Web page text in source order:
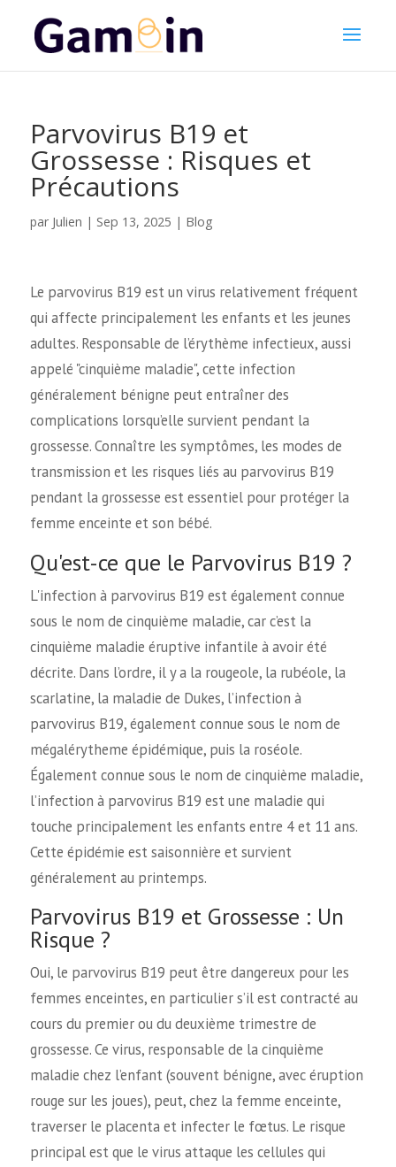
Parvovirus B19 et
Grossesse : Risques et
Précautions
par Julien | Sep 13, 2025 | Blog
Le parvovirus B19 est un virus relativement fréquent
qui affecte principalement les enfants et les jeunes
adultes. Responsable de l’érythème infectieux, aussi
appelé "cinquième maladie", cette infection
généralement bénigne peut entraîner des
complications lorsqu’elle survient pendant la
grossesse. Connaître les symptômes, les modes de
transmission et les risques liés au parvovirus B19
pendant la grossesse est essentiel pour protéger la
femme enceinte et son bébé.
Qu'est-ce que le Parvovirus B19 ?
L'infection à parvovirus B19 est également connue
sous le nom de cinquième maladie, car c’est la
cinquième maladie éruptive infantile à avoir été
décrite. Dans l’ordre, il y a la rougeole, la rubéole, la
scarlatine, la maladie de Dukes, l’infection à
parvovirus B19, également connue sous le nom de
mégalérytheme épidémique, puis la roséole.
Également connue sous le nom de cinquième maladie,
l’infection à parvovirus B19 est une maladie qui
touche principalement les enfants entre 4 et 11 ans.
Cette épidémie est saisonnière et survient
généralement au printemps.
Parvovirus B19 et Grossesse : Un
Risque ?
Oui, le parvovirus B19 peut être dangereux pour les
femmes enceintes, en particulier s’il est contracté au
cours du premier ou du deuxième trimestre de
grossesse. Ce virus, responsable de la cinquième
maladie chez l’enfant (souvent bénigne, avec éruption
rouge sur les joues), peut, chez la femme enceinte,
traverser le placenta et infecter le fœtus. Le risque
principal est que le virus attaque les cellules qui